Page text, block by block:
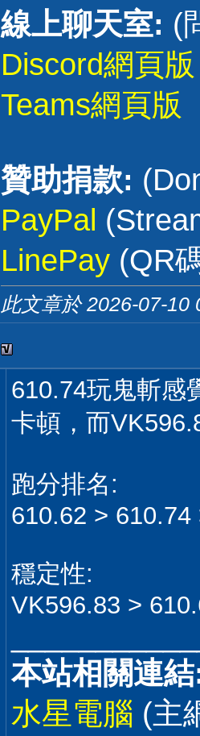
線上聊天室: (
Discord網頁版
Teams網頁版
贊助捐款:
PayPal
LinePay (QR
此文章於 2026-07-10
610.74玩鬼斬感
卡頓，而
跑分排名:
610.62 >
穩定性:
VK596.83 >
本站相關連
水星電腦 (主